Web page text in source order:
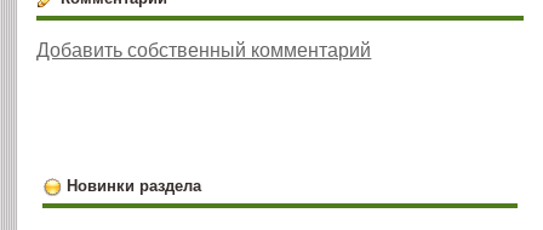
Добавить собственный комментарий
Новинки раздела